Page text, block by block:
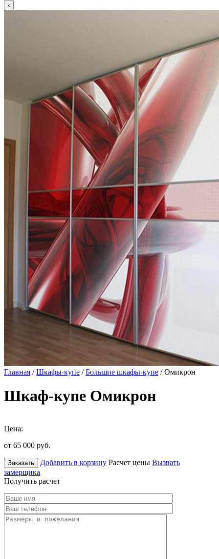
Главная /Шкафы-купе /Большие шкафы-купе / Омикрон
Шкаф-купе Омикрон
Цена:
от 65 000 руб.
Заказать Добавить в корзину Расчет цены Вызвать
замерщика
Получить расчет